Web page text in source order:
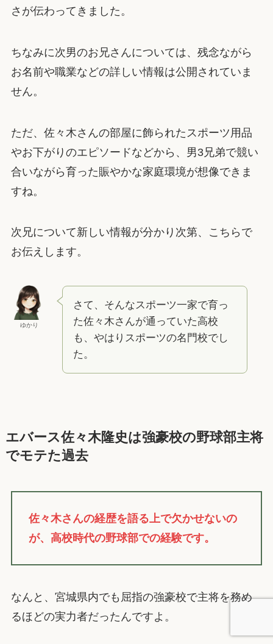
さが伝わってきました。
ちなみに次男のお兄さんについては、残念ながら
お名前や職業などの詳しい情報は公開されていま
せん。
ただ、佐々木さんの部屋に飾られたスポーツ用品
やお下がりのエピソードなどから、男3兄弟で競い
合いながら育った賑やかな家庭環境が想像できま
すね。
次兄について新しい情報が分かり次第、こちらで
お伝えします。
ゆかり
さて、そんなスポーツ一家で育っ
た佐々木さんが通っていた高校
も、やはりスポーツの名門校でし
た。
エバース佐々木隆史は強豪校の野球部主将
でモテた過去
佐々木さんの経歴を語る上で欠かせないの
が、高校時代の野球部での経験です。
なんと、宮城県内でも屈指の強豪校で主将を務め
るほどの実力者だったんですよ。